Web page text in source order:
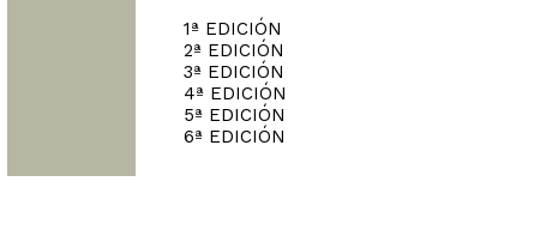
1ª EDICIÓN
2ª EDICIÓN
3ª EDICIÓN
4ª EDICIÓN
5ª EDICIÓN
6ª EDICIÓN